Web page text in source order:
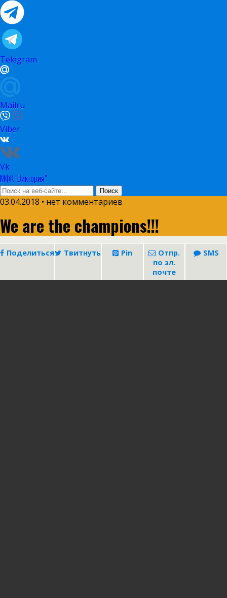
Telegram
Mailru
Viber
Vk
МФК "Виктория"
03.04.2018 • нет комментариев
We are the champions!!!
Поделиться Твитнуть Pin
Отпр.
по эл.
почте
SMS